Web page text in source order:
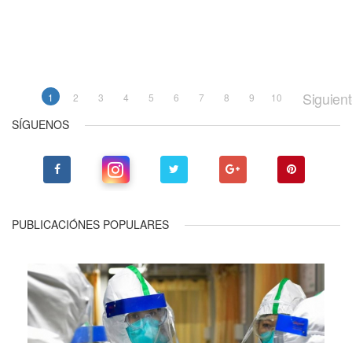
1 2 3 4 5 6 7 8 9 10
SÍGUENOS
PUBLICACIÓNES POPULARES